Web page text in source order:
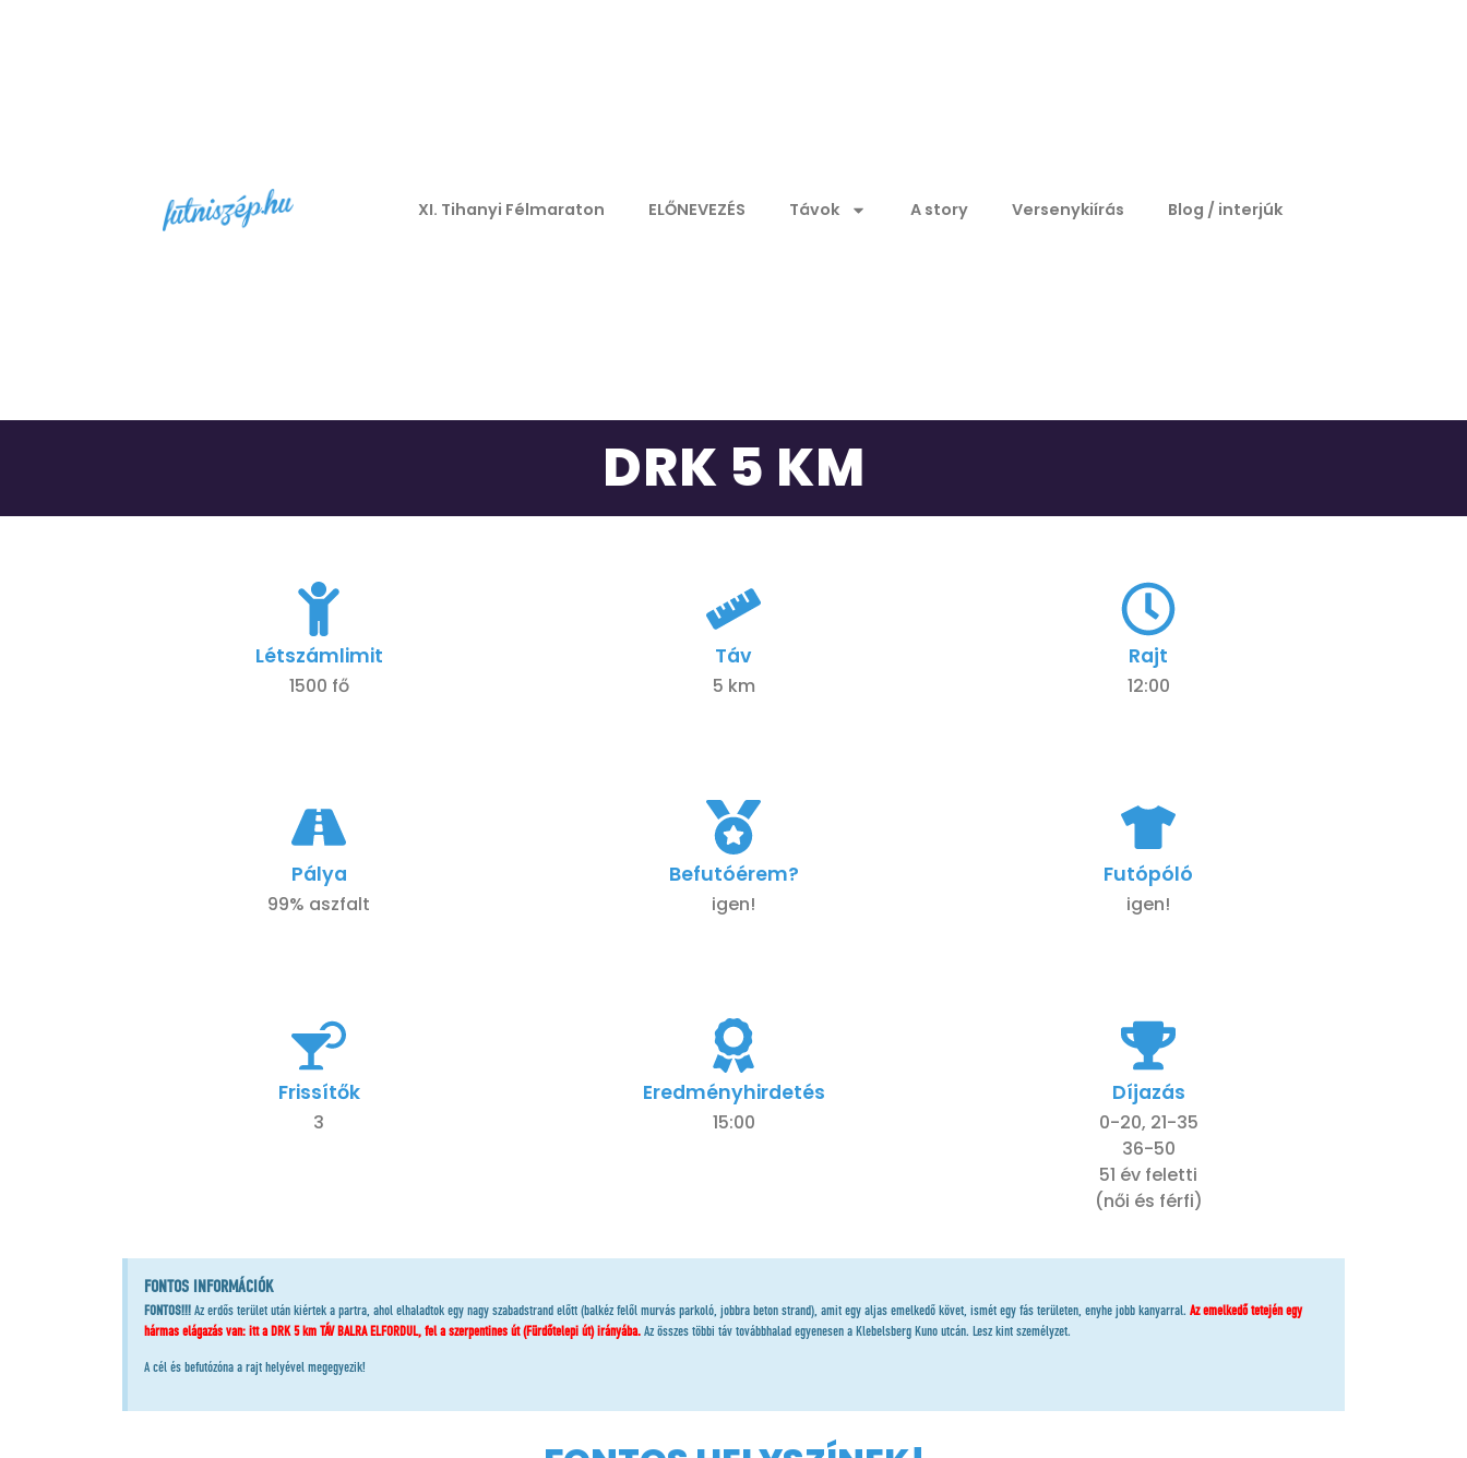
XI. Tihanyi Félmaraton ELŐNEVEZÉS Távok A story Versenykiírás Blog / interjúk
DRK 5 KM
Létszámlimit
1500 fő
Táv
5 km
Rajt
12:00
Pálya
99% aszfalt
Befutóérem?
igen!
Futópóló
igen!
Frissítők
3
Eredményhirdetés
15:00
Díjazás
0-20, 21-35
36-50
51 év feletti
(női és férfi)
FONTOS INFORMÁCIÓK
FONTOS!!! Az erdős terület után kiértek a partra, ahol elhaladtok egy nagy szabadstrand előtt (balkéz felől murvás parkoló, jobbra beton strand), amit egy aljas emelkedő követ, ismét egy fás területen, enyhe jobb kanyarral. Az emelkedő tetején egy
hármas elágazás van: itt a DRK 5 km TÁV BALRA ELFORDUL, fel a szerpentines út (Fürdőtelepi út) irányába. Az összes többi táv továbbhalad egyenesen a Klebelsberg Kuno utcán. Lesz kint személyzet.
A cél és befutózóna a rajt helyével megegyezik!